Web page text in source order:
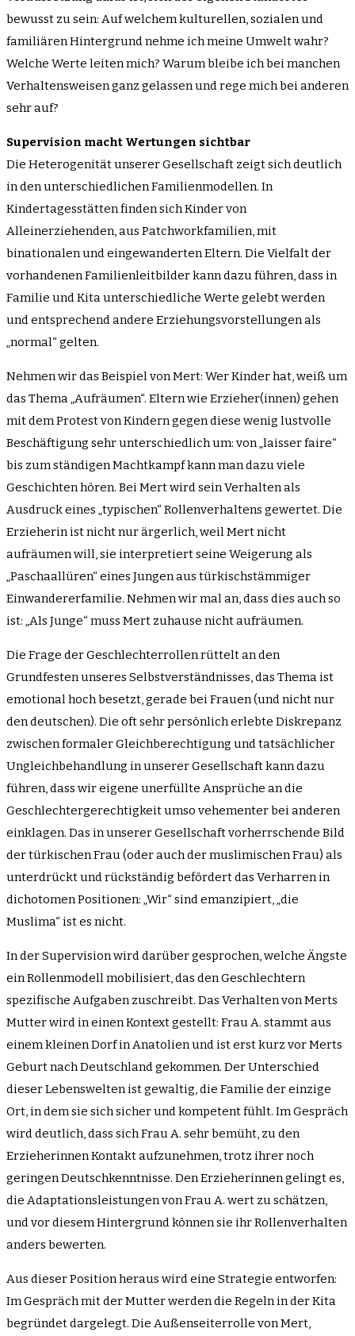
bewusst zu sein: Auf welchem kulturellen, sozialen und
familiären Hintergrund nehme ich meine Umwelt wahr?
Welche Werte leiten mich? Warum bleibe ich bei manchen
Verhaltensweisen ganz gelassen und rege mich bei anderen
sehr auf?
Supervision macht Wertungen sichtbar
Die Heterogenität unserer Gesellschaft zeigt sich deutlich
in den unterschiedlichen Familienmodellen. In
Kindertagesstätten finden sich Kinder von
Alleinerziehenden, aus Patchworkfamilien, mit
binationalen und eingewanderten Eltern. Die Vielfalt der
vorhandenen Familienleitbilder kann dazu führen, dass in
Familie und Kita unterschiedliche Werte gelebt werden
und entsprechend andere Erziehungsvorstellungen als
„normal“ gelten.
Nehmen wir das Beispiel von Mert: Wer Kinder hat, weiß um
das Thema „Aufräumen“. Eltern wie Erzieher(innen) gehen
mit dem Protest von Kindern gegen diese wenig lustvolle
Beschäftigung sehr unterschiedlich um: von „laisser faire“
bis zum ständigen Machtkampf kann man dazu viele
Geschichten hören. Bei Mert wird sein Verhalten als
Ausdruck eines „typischen“ Rollenverhaltens gewertet. Die
Erzieherin ist nicht nur ärgerlich, weil Mert nicht
aufräumen will, sie interpretiert seine Weigerung als
„Paschaallüren“ eines Jungen aus türkischstämmiger
Einwandererfamilie. Nehmen wir mal an, dass dies auch so
ist: „Als Junge“ muss Mert zuhause nicht aufräumen.
Die Frage der Geschlechterrollen rüttelt an den
Grundfesten unseres Selbstverständnisses, das Thema ist
emotional hoch besetzt, gerade bei Frauen (und nicht nur
den deutschen). Die oft sehr persönlich erlebte Diskrepanz
zwischen formaler Gleichberechtigung und tatsächlicher
Ungleichbehandlung in unserer Gesellschaft kann dazu
führen, dass wir eigene unerfüllte Ansprüche an die
Geschlechtergerechtigkeit umso vehementer bei anderen
einklagen. Das in unserer Gesellschaft vorherrschende Bild
der türkischen Frau (oder auch der muslimischen Frau) als
unterdrückt und rückständig befördert das Verharren in
dichotomen Positionen: „Wir“ sind emanzipiert, „die
Muslima“ ist es nicht.
In der Supervision wird darüber gesprochen, welche Ängste
ein Rollenmodell mobilisiert, das den Geschlechtern
spezifische Aufgaben zuschreibt. Das Verhalten von Merts
Mutter wird in einen Kontext gestellt: Frau A. stammt aus
einem kleinen Dorf in Anatolien und ist erst kurz vor Merts
Geburt nach Deutschland gekommen. Der Unterschied
dieser Lebenswelten ist gewaltig, die Familie der einzige
Ort, in dem sie sich sicher und kompetent fühlt. Im Gespräch
wird deutlich, dass sich Frau A. sehr bemüht, zu den
Erzieherinnen Kontakt aufzunehmen, trotz ihrer noch
geringen Deutschkenntnisse. Den Erzieherinnen gelingt es,
die Adaptationsleistungen von Frau A. wert zu schätzen,
und vor diesem Hintergrund können sie ihr Rollenverhalten
anders bewerten.
Aus dieser Position heraus wird eine Strategie entworfen:
Im Gespräch mit der Mutter werden die Regeln in der Kita
begründet dargelegt. Die Außenseiterrolle von Mert,